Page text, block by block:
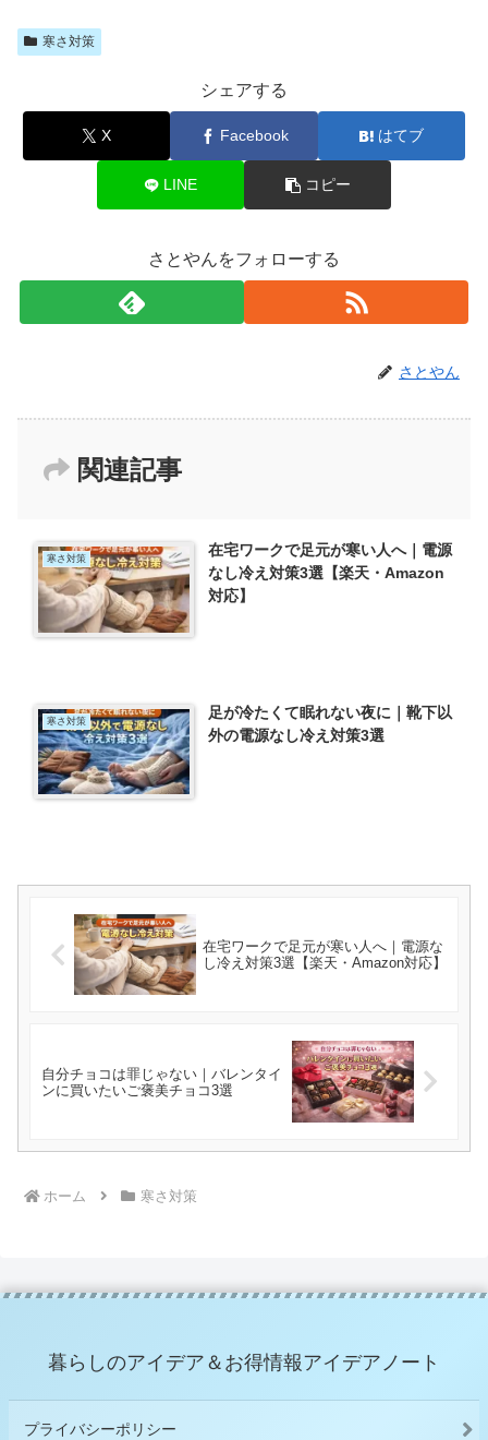
寒さ対策
シェアする
X Facebook はてブ
LINE コピー
さとやんをフォローする
さとやん
関連記事
寒さ対策
在宅ワークで足元が寒い人へ｜電源
なし冷え対策3選【楽天・Amazon
対応】
寒さ対策
足が冷たくて眠れない夜に｜靴下以
外の電源なし冷え対策3選
在宅ワークで足元が寒い人へ｜電源な
し冷え対策3選【楽天・Amazon対応】
自分チョコは罪じゃない｜バレンタイ
ンに買いたいご褒美チョコ3選
ホーム 寒さ対策
暮らしのアイデア＆お得情報アイデアノート
プライバシーポリシー